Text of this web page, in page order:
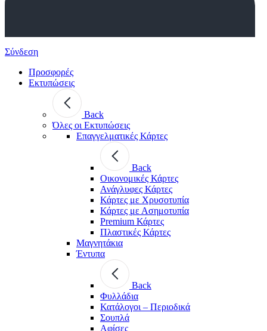
Σύνδεση
Προσφορές
Εκτυπώσεις
Back
Όλες οι Εκτυπώσεις
Επαγγελματικές Κάρτες
Back
Οικονομικές Κάρτες
Ανάγλυφες Κάρτες
Κάρτες με Χρυσοτυπία
Κάρτες με Ασημοτυπία
Premium Κάρτες
Πλαστικές Κάρτες
Μαγνητάκια
Έντυπα
Back
Φυλλάδια
Κατάλογοι – Περιοδικά
Σουπλά
Αφίσες